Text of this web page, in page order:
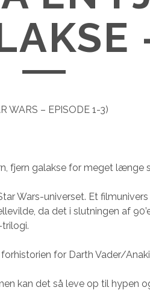
WARS – EPISODE 1-3)
fjern galakse for meget længe
Wars-universet. Et
da det i slutningen af
for Darth Vader/
kan det så leve op til hypen